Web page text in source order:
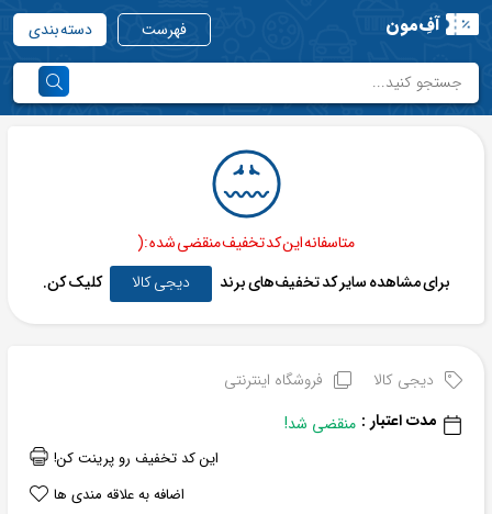
آفِ‌مون فهرست دسته بندی
متاسفانه این کد تخفیف منقضی شده :(
برای مشاهده سایر کد تخفیف‌های برند
دیجی کالا کلیک کن.
دیجی کالا
فروشگاه اینترنتی
مدت اعتبار : منقضی شد!
این کد تخفیف رو پرینت کن!
اضافه به علاقه مندی ها